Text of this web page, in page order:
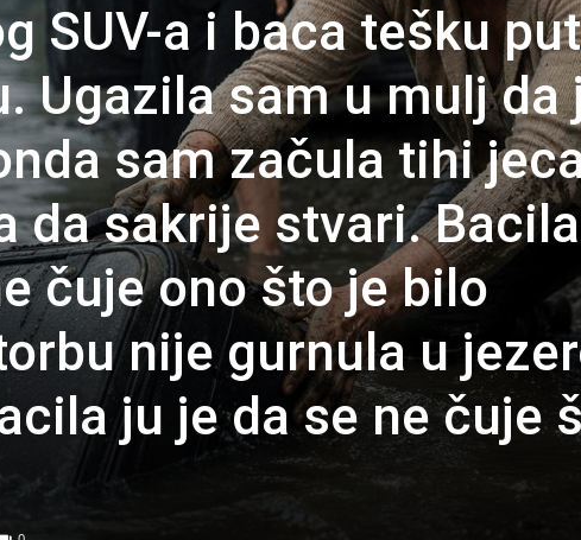
SUV-a i baca tešku
Ugazila sam u mulj da
sam začula tihi
da sakrije stvari.
čuje ono što je bilo
nije gurnula u
ju je da se ne čuje